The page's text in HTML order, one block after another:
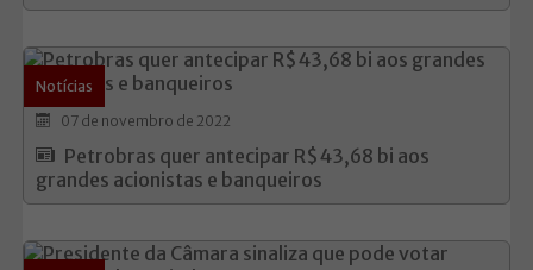
Notícias
07 de novembro de 2022
Petrobras quer antecipar R$43,68 bi aos
grandes acionistas e banqueiros